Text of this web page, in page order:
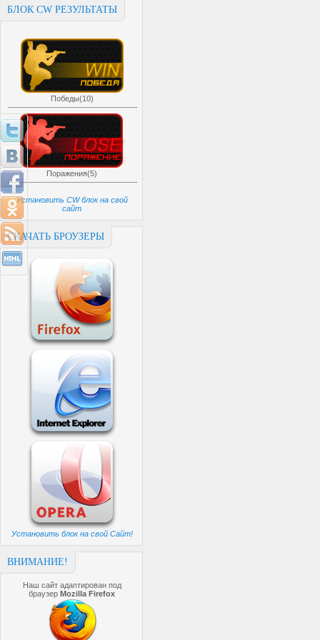
БЛОК CW РЕЗУЛЬТАТЫ
Победы(10)
Поражения(5)
Установить CW блок на свой
сайт
СКАЧАТЬ БРОУЗЕРЫ
Установить блок на свой Сайт!
ВНИМАНИЕ!
Наш сайт адаптирован под
браузерMozilla Firefox